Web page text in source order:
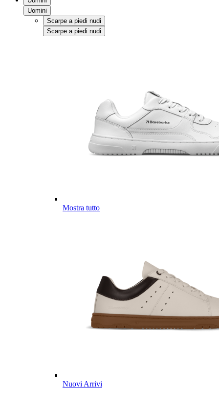
Uomini
Scarpe a piedi nudi
Scarpe a piedi nudi
Mostra tutto
Nuovi Arrivi